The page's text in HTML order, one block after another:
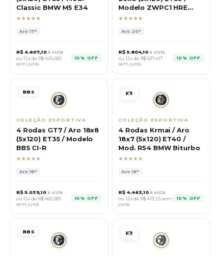
Classic BMW M5 E34
★★★★★
Aro17"
R$ 4.607,10 à vista
ou 12x de R$426,583
sem juros
10% OFF
Modelo ZWPC1 HRE
P200
★★★★★
Aro 20"
R$ 5.804,10 à vista
ou 12x de R$537,417
sem juros
10% OFF
BBS
COLEÇÃO ESPORTIVA
4 Rodas GT7 / Aro 18x8
(5x120) ET35 / Modelo
BBS CI-R
★★★★★
Aro18"
R$ 5.039,10 à vista
ou 12x de R$466,583
sem juros
10% OFF
COLEÇÃO ESPORTIVA
4 Rodas Krmai / Aro
18x7 (5x120) ET40 /
Mod. R54 BMW Biturbo
★★★★★
Aro18"
R$ 4.463,10 à vista
ou 12x de R$413,25sem
juros
10% OFF
BBS